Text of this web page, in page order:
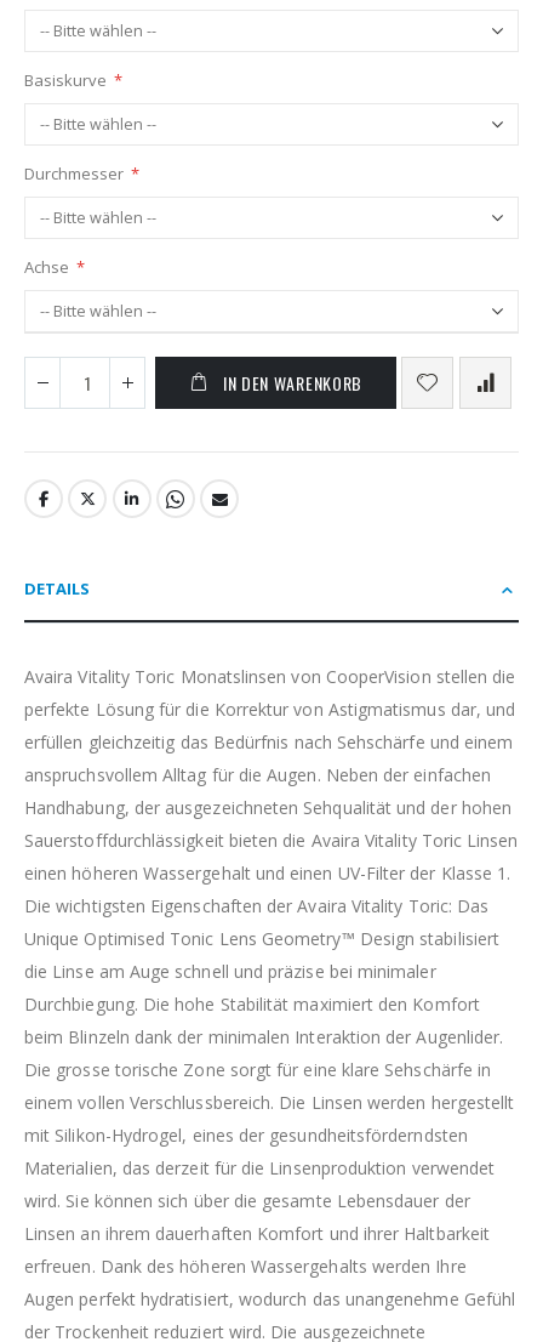
Basiskurve
Durchmesser
Achse
IN DEN WARENKORB
DETAILS
Avaira Vitality Toric Monatslinsen von CooperVision stellen die
perfekte Lösung für die Korrektur von Astigmatismus dar, und
erfüllen gleichzeitig das Bedürfnis nach Sehschärfe und einem
anspruchsvollem Alltag für die Augen. Neben der einfachen
Handhabung, der ausgezeichneten Sehqualität und der hohen
Sauerstoffdurchlässigkeit bieten die Avaira Vitality Toric Linsen
einen höheren Wassergehalt und einen UV-Filter der Klasse 1.
Die wichtigsten Eigenschaften der Avaira Vitality Toric: Das
Unique Optimised Tonic Lens Geometry™ Design stabilisiert
die Linse am Auge schnell und präzise bei minimaler
Durchbiegung. Die hohe Stabilität maximiert den Komfort
beim Blinzeln dank der minimalen Interaktion der Augenlider.
Die grosse torische Zone sorgt für eine klare Sehschärfe in
einem vollen Verschlussbereich. Die Linsen werden hergestellt
mit Silikon-Hydrogel, eines der gesundheitsförderndsten
Materialien, das derzeit für die Linsenproduktion verwendet
wird. Sie können sich über die gesamte Lebensdauer der
Linsen an ihrem dauerhaften Komfort und ihrer Haltbarkeit
erfreuen. Dank des höheren Wassergehalts werden Ihre
Augen perfekt hydratisiert, wodurch das unangenehme Gefühl
der Trockenheit reduziert wird. Die ausgezeichnete